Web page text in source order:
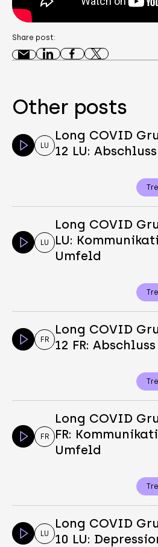
Share post:
Other posts
LU
Long COVID
12 LU: Abschluss
LU
Long COVID
LU:
Umfeld
FR
Long COVID
12 FR: Abschluss
FR
Long COVID
FR:
Umfeld
LU
Long COVID
10 LU: